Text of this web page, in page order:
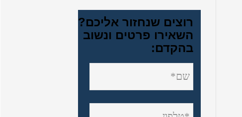
רוצים שנחזור אליכם?
השאירו פרטים ונשוב
בהקדם: